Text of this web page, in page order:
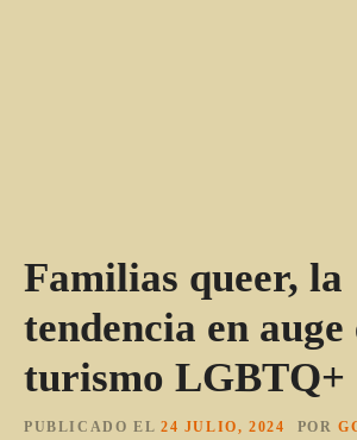
Familias queer, la
tendencia en auge
turismo LGBTQ+
PUBLICADO EL 24 JULIO, 2024 POR